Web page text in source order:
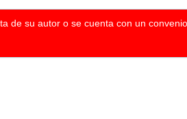
de su autor o se cuenta con un